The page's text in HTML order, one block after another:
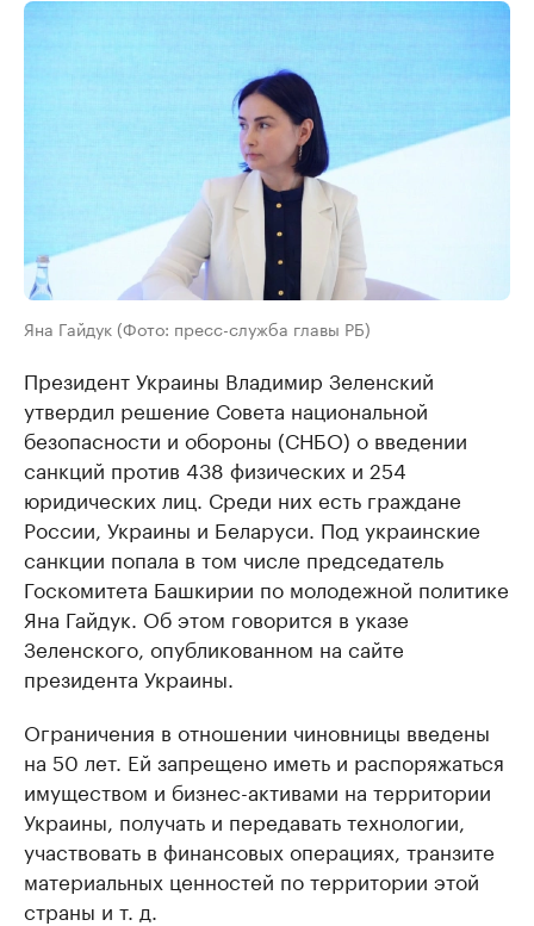
Яна Гайдук (Фото: пресс-служба главы РБ)
Президент Украины Владимир Зеленский
утвердил решение Совета национальной
безопасности и обороны (СНБО) о введении
санкций против 438 физических и 254
юридических лиц. Среди них есть граждане
России, Украины и Беларуси. Под украинские
санкции попала в том числе председатель
Госкомитета Башкирии по молодежной политике
Яна Гайдук. Об этом говорится в указе
Зеленского, опубликованном на сайте
президента Украины.
Ограничения в отношении чиновницы введены
на 50 лет. Ей запрещено иметь и распоряжаться
имуществом и бизнес-активами на территории
Украины, получать и передавать технологии,
участвовать в финансовых операциях, транзите
материальных ценностей по территории этой
страны и т. д.